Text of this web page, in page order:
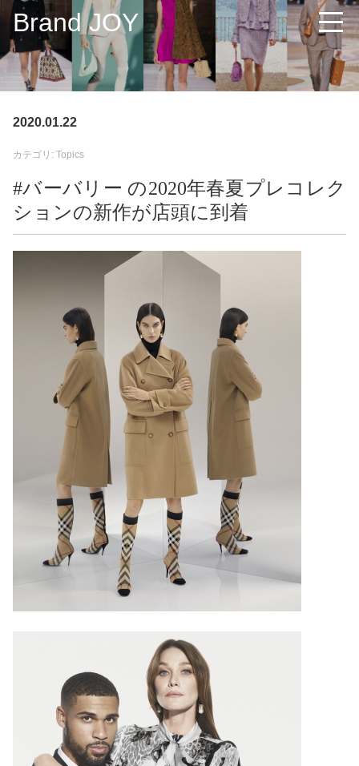
Brand JOY
2020.01.22
カテゴリ: Topics
#バーバリー の2020年春夏プレコレク
ションの新作が店頭に到着